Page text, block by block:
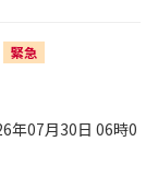
緊急
年07月30日 06時0